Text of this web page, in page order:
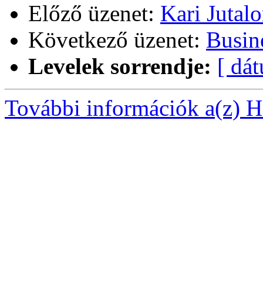
Előző üzenet: Kari
Következő üzenet:
Levelek sorrendje: [
További információk a(z)